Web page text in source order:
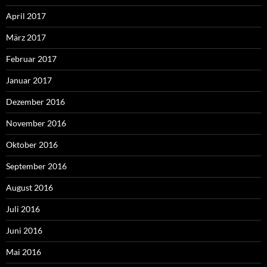
April 2017
März 2017
Februar 2017
Januar 2017
Dezember 2016
November 2016
Oktober 2016
September 2016
August 2016
Juli 2016
Juni 2016
Mai 2016